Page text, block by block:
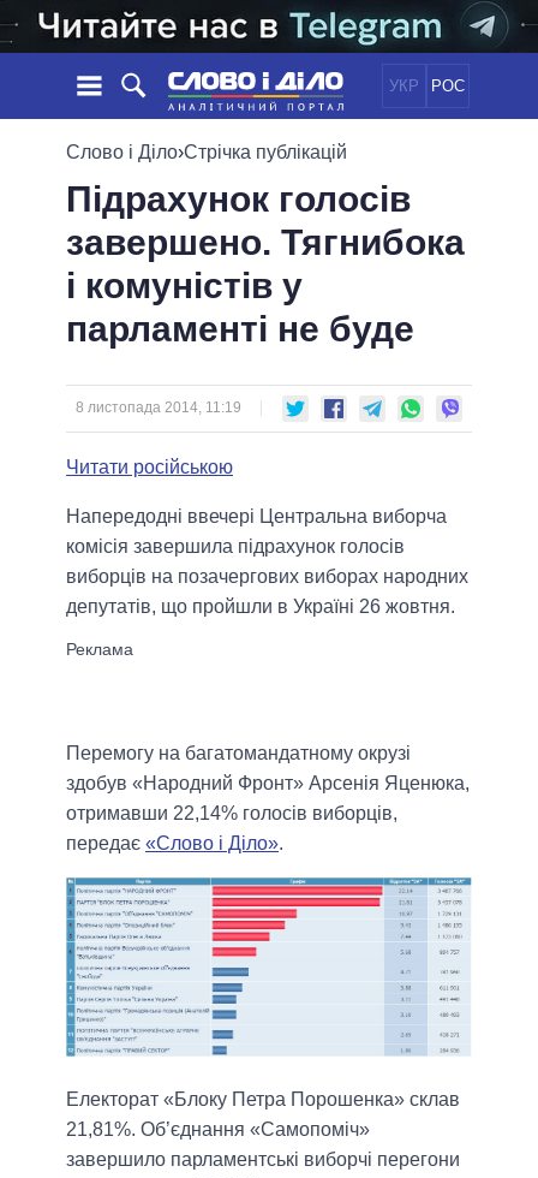
УКР РОС
НОВИНИ
СТРІЧКА
ПОДІЇ
СТАТТІ
ОГЛЯДИ
ДАЙДЖЕСТИ
ПОЛІТИКА
ЕКОНОМІКА
СУСПІЛЬСТВО
СВІТ
ОБIЦЯНКИ
ПОЛIТИКИ
УСІ ПОЛІТИКИ
ПРЕЗИДЕНТ І ОФІС
ВЕРХОВНА РАДА
КАБІНЕТ МІНІСТРІВ
ВСІ ПЕРСОНИ
ІНФОГРАФІКА
ПІДТРИМАТИ
ПОРІВНЯННЯ ПОЛІТИКІВ
Слово і Діло›Стрічка публікацій
Підрахунок голосів
завершено. Тягнибока
і комуністів у
парламенті не буде
8 листопада 2014, 11:19
Читати російською
Напередодні ввечері Центральна виборча
комісія завершила підрахунок голосів
виборців на позачергових виборах народних
депутатів, що пройшли в Україні 26 жовтня.
Перемогу на багатомандатному окрузі
здобув «Народний Фронт» Арсенія Яценюка,
отримавши 22,14% голосів виборців,
передає «Слово і Діло».
Електорат «Блоку Петра Порошенка» склав
21,81%. Об’єднання «Самопоміч»
завершило парламентські виборчі перегони